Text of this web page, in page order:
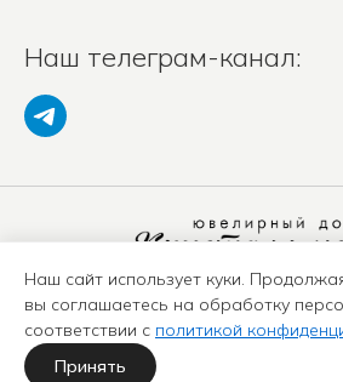
Наш телеграм-канал:
Политика
Положение о
Оферта
Политика использования
Наш сайт использует куки.
вы соглашаетесь на обработку
соответствии с политикой
Принять